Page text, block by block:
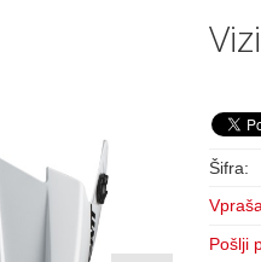
Šifra:
Pošlji